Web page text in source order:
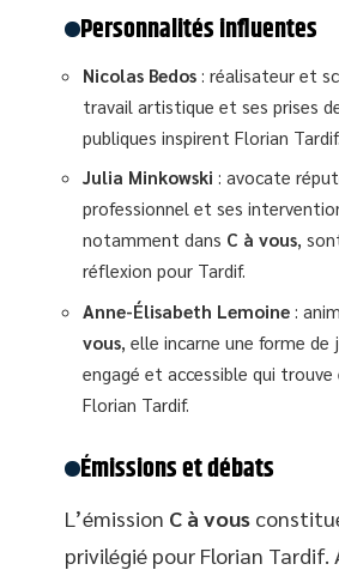
Personnalités influentes
Nicolas Bedos : réalisateur et
travail artistique et ses prises
publiques inspirent Florian Tardif.
Julia Minkowski : avocate
professionnel et ses
notamment dans C à vous,
réflexion pour Tardif.
Anne-Élisabeth Lemoine :
vous , elle incarne une forme de
engagé et accessible qui trouve
Florian Tardif.
Émissions et débats
L’émission C à vous
privilégié pour Florian Tardif.